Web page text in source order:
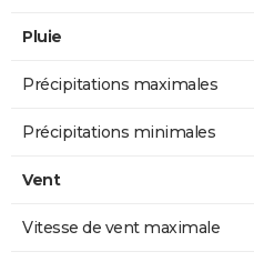
Pluie
Précipitations maximales
Précipitations minimales
Vent
Vitesse de vent maximale